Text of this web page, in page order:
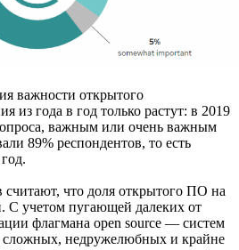
важности открытого
из года в год только растут: в 2019
опроса, важным или очень важным
89% респондентов, то есть
считают, что доля открытого ПО на
С учетом пугающей далеких от
флагмана open source — систем
сложных, недружелюбных и крайне